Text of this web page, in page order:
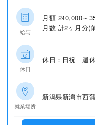
給与
月額 240,000
月数 計2ヶ月分(
休日
休日：日祝 週
就業場所
新潟県新潟市西